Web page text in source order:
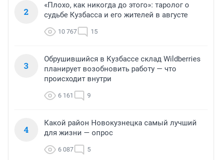
2
«Плохо, как никогда до этого»: таролог о
судьбе Кузбасса и его жителей в августе
10 767 15
3
Обрушившийся в Кузбассе склад Wildberries
планирует возобновить работу — что
происходит внутри
6 161 9
4
Какой район Новокузнецка самый лучший
для жизни — опрос
6 087 5